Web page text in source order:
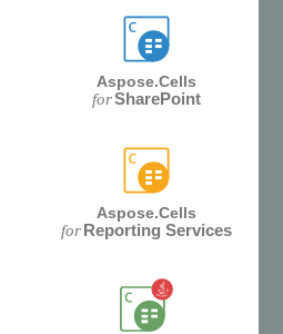
Aspose.Cells
forSharePoint
Aspose.Cells
for Reporting Services